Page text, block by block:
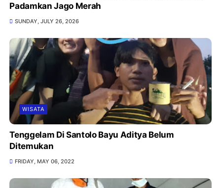
Padamkan Jago Merah
SUNDAY, JULY 26, 2026
WISATA
Tenggelam Di Santolo Bayu Aditya Belum
Ditemukan
FRIDAY, MAY 06, 2022